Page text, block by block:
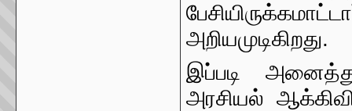
அறியமுடிகிறது.
இப்படி
அரசியல்